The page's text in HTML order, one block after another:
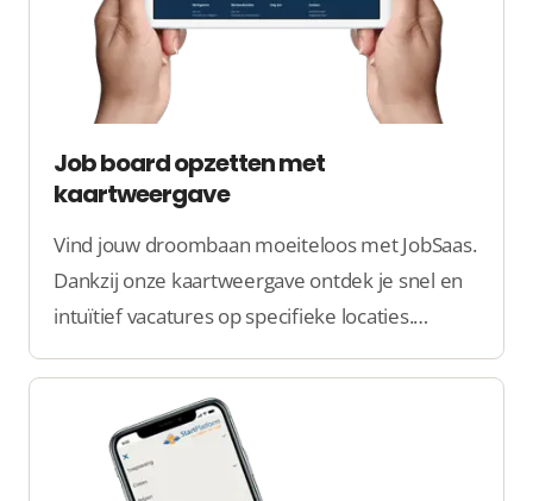
Job board opzetten met
kaartweergave
Vind jouw droombaan moeiteloos met JobSaas.
Dankzij onze kaartweergave ontdek je snel en
intuïtief vacatures op specifieke locaties.
stap in je carrière!